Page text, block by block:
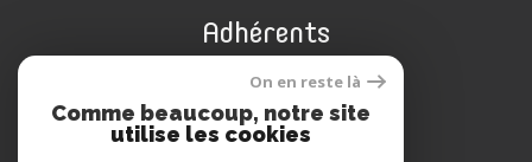
Adhérents
On en reste là
Comme beaucoup, notre site
utilise les cookies